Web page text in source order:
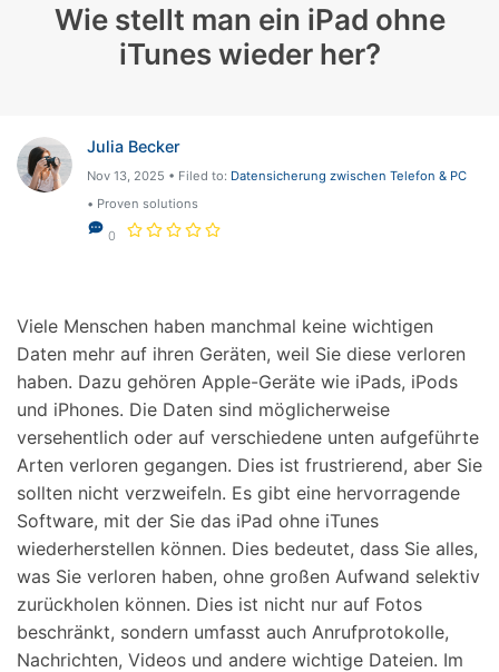
Wie stellt man ein iPad ohne
iTunes wieder her?
Julia Becker
Nov 13, 2025 • Filed to: Datensicherung zwischen Telefon & PC
• Proven solutions
0
Viele Menschen haben manchmal keine wichtigen
Daten mehr auf ihren Geräten, weil Sie diese verloren
haben. Dazu gehören Apple-Geräte wie iPads, iPods
und iPhones. Die Daten sind möglicherweise
versehentlich oder auf verschiedene unten aufgeführte
Arten verloren gegangen. Dies ist frustrierend, aber Sie
sollten nicht verzweifeln. Es gibt eine hervorragende
Software, mit der Sie das iPad ohne iTunes
wiederherstellen können. Dies bedeutet, dass Sie alles,
was Sie verloren haben, ohne großen Aufwand selektiv
zurückholen können. Dies ist nicht nur auf Fotos
beschränkt, sondern umfasst auch Anrufprotokolle,
Nachrichten, Videos und andere wichtige Dateien. Im